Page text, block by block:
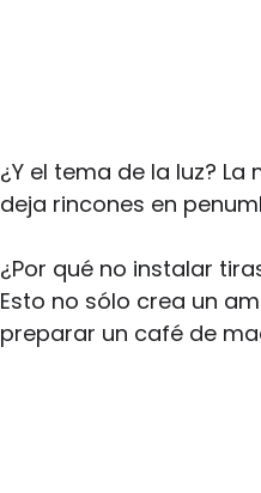
¿Y el tema de la luz?
deja rincones en
¿Por qué no instalar
Esto no sólo crea un
preparar un café de